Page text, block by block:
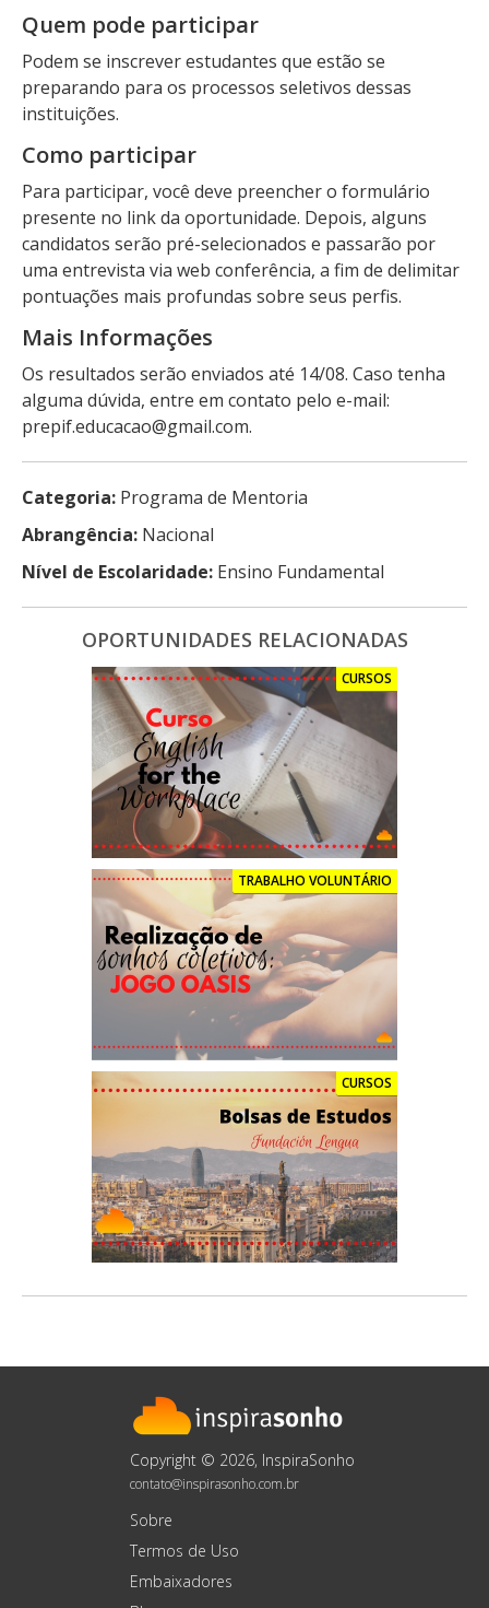
Quem pode participar
Podem se inscrever estudantes que estão se
preparando para os processos seletivos dessas
instituições.
Como participar
Para participar, você deve preencher o formulário
presente no link da oportunidade. Depois, alguns
candidatos serão pré-selecionados e passarão por
uma entrevista via web conferência, a fim de delimitar
pontuações mais profundas sobre seus perfis.
Mais Informações
Os resultados serão enviados até 14/08. Caso tenha
alguma dúvida, entre em contato pelo e-mail:
prepif.educacao@gmail.com.
Categoria: Programa de Mentoria
Abrangência: Nacional
Nível de Escolaridade: Ensino Fundamental
OPORTUNIDADES RELACIONADAS
CURSOS
TRABALHO VOLUNTÁRIO
CURSOS
Copyright © 2026, InspiraSonho
contato@inspirasonho.com.br
Sobre
Termos de Uso
Embaixadores